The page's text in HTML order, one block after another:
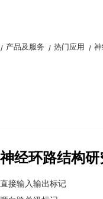
产品及服务 热门应用
神经环路结构
直接输入输出标记